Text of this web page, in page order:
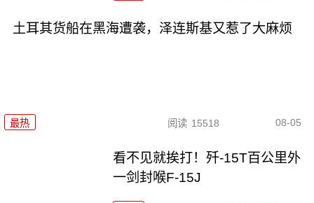
土耳其货船在黑海遭袭，泽连斯基又惹了大麻烦
最热 阅读 15518 08-05
看不见就挨打！歼-15T百公里外
一剑封喉F-15J